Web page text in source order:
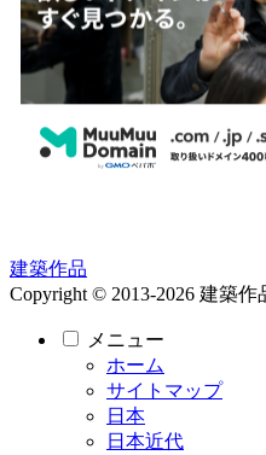
建築作品
Copyright © 2013-2026 建築作
メニュー
ホーム
サイトマップ
日本
日本近代